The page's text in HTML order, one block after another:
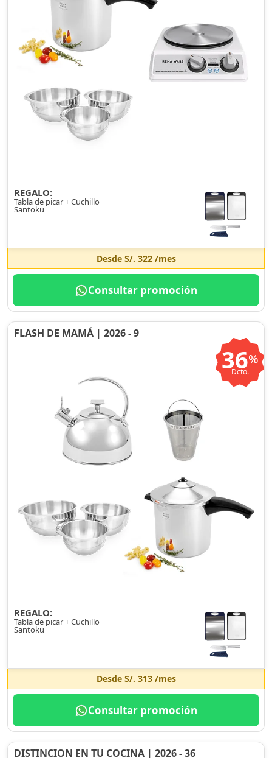
REGALO:
Tabla de picar + Cuchillo
Santoku
Desde S/. 322/mes
Consultar promoción
FLASH DE MAMÁ | 2026 - 9
36%
Dcto.
REGALO:
Tabla de picar + Cuchillo
Santoku
Desde S/. 313/mes
Consultar promoción
DISTINCION EN TU COCINA | 2026 - 36